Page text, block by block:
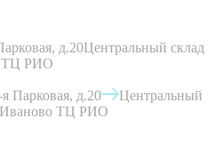
д.20Центральный склад
ТЦ РИО
Парковая, д.20
Центральный
Иваново ТЦ РИО